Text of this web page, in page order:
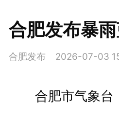
合肥发布暴雨
合肥发布 2026-07-03
合肥市气象台